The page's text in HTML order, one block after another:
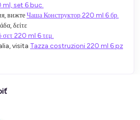
ml, set 6 buc.
вижтеЧаша Конструктор 220 ml 6 бр.
δείτε
σετ 220 ml 6 τεμ.
visita Tazza costruzioni 220 ml 6 pz